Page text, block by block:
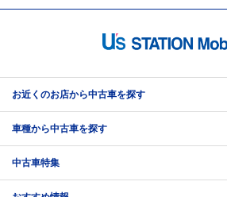
お近くのお店から中古車を探す
車種から中古車を探す
中古車特集